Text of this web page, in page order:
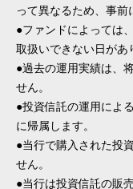
って異なるため、事前
●ファンドによっては
取扱いできない日があ
●過去の運用実績は、
せん。
●投資信託の運用によ
に帰属します。
●当行で購入された投
せん。
●当行は投資信託の販